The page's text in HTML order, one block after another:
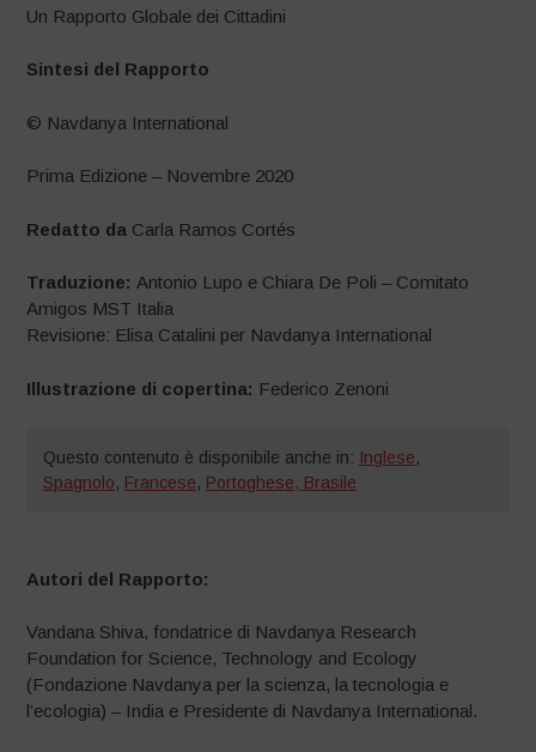
Un Rapporto Globale dei Cittadini
Sintesi del Rapporto
© Navdanya International
Prima Edizione – Novembre 2020
Redatto da Carla Ramos Cortés
Traduzione: Antonio Lupo e Chiara De Poli – Comitato
Amigos MST Italia
Revisione: Elisa Catalini per Navdanya International
Illustrazione di copertina: Federico Zenoni
Questo contenuto è disponibile anche in: Inglese,
Spagnolo, Francese, Portoghese, Brasile
Autori del Rapporto:
Vandana Shiva, fondatrice di Navdanya Research
Foundation for Science, Technology and Ecology
(Fondazione Navdanya per la scienza, la tecnologia e
l’ecologia) – India e Presidente di Navdanya International.